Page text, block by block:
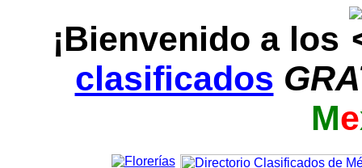
¡Bienvenido a los
clasificados
Me